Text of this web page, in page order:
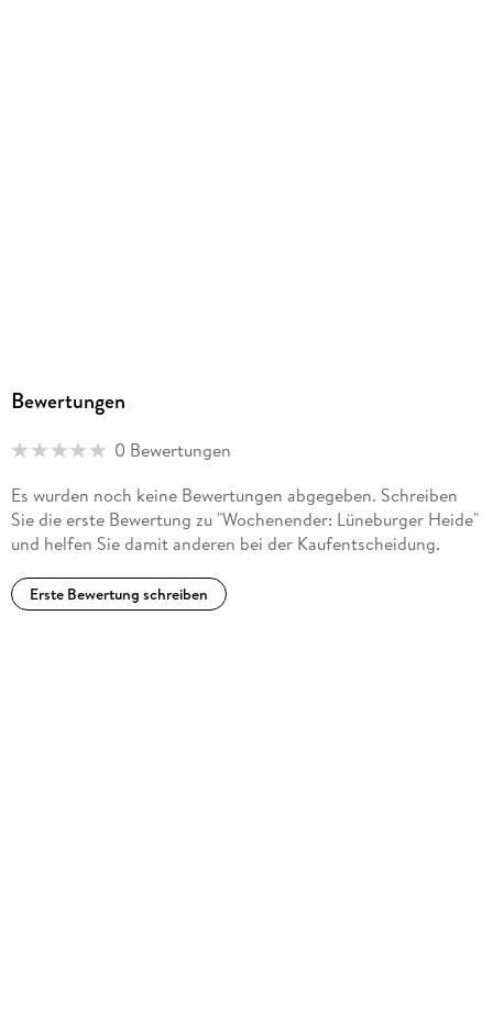
Bewertungen
0 Bewertungen
Es wurden noch keine Bewertungen abgegeben. Schreiben
Sie die erste Bewertung zu "Wochenender: Lüneburger Heide"
und helfen Sie damit anderen bei der Kaufentscheidung.
Erste Bewertung schreiben